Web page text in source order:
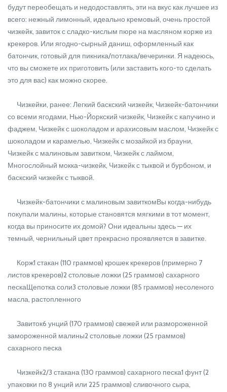
будут переобещать и недодоставлять, эти на вкус как лучшее из
всего: нежный лимонный, идеально кремовый, очень простой
чизкейк, завиток с сладко-кислым пюре на масляном корже из
крекеров. Или ягодно-сырный даниш, оформленный как
батончик, готовый для пикника/потлака/вечеринки. Я надеюсь,
что вы сможете их приготовить (или заставить кого-то сделать
это для вас) как можно скорее.
Чизкейки, ранее: Легкий баскский чизкейк, Чизкейк-батончики
со всеми ягодами, Нью-Йоркский чизкейк, Чизкейк с капучино и
фаджем, Чизкейк с шоколадом и арахисовым маслом, Чизкейк с
шоколадом и карамелью, Чизкейк с мозайкой из брауни,
Чизкейк с малиновым завитком, Чизкейк с лаймом,
Многослойный мокка-чизкейк, Чизкейк с тыквой и бурбоном, и
баскский чизкейк с тыквой.
Чизкейк-батончики с малиновым завиткомВы когда-нибудь
покупали малины, которые становятся мягкими в тот момент,
когда вы приносите их домой? Они идеальны здесь — их
темный, чернильный цвет прекрасно проявляется в завитке.
Корж1 стакан (110 граммов) крошек крекеров (примерно 7
листов крекеров)2 столовые ложки (25 граммов) сахарного
пескаЩепотка соли3 столовые ложки (85 граммов) несоленого
масла, растопленного
Завиток6 унций (170 граммов) свежей или размороженной
замороженной малины2 столовые ложки (25 граммов)
сахарного песка
Чизкейк2/3 стакана (130 граммов) сахарного песка1 фунт (2
упаковки по 8 унций или 225 граммов) сливочного сыра,